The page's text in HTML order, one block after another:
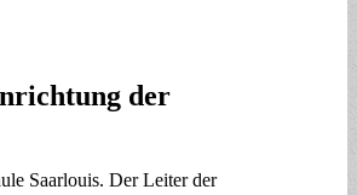
der
Saarlouis. Der Leiter der